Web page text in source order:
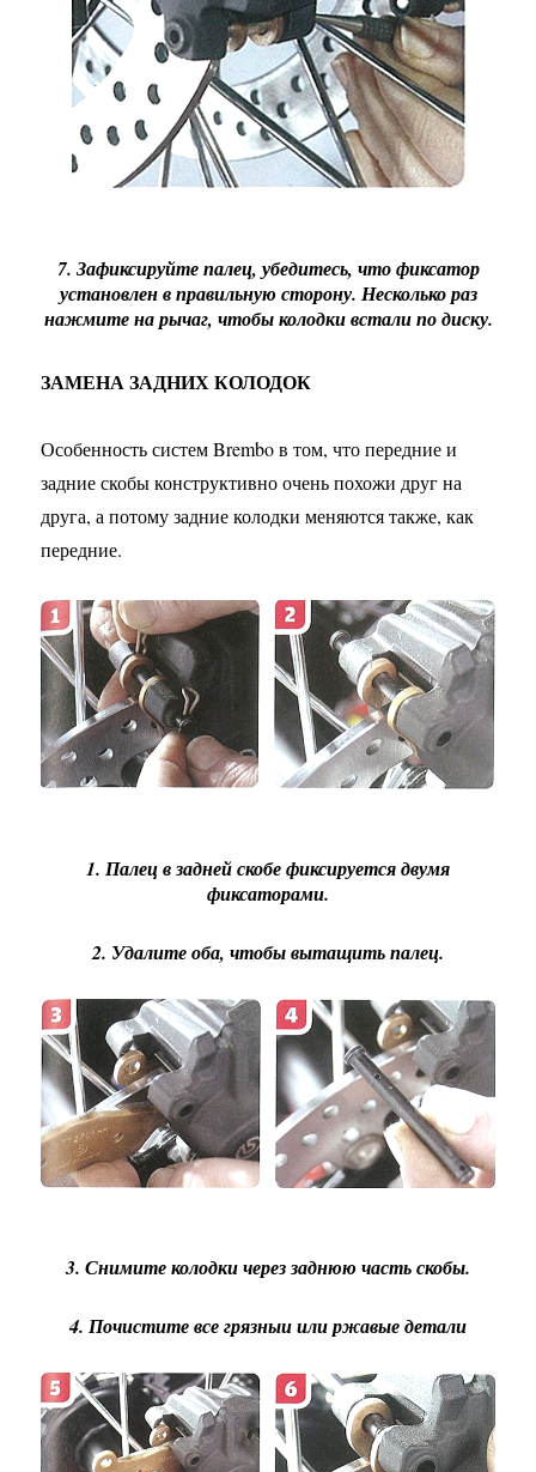
7. Зафиксируйте палец, убедитесь, что фиксатор
установлен в правильную сторону. Несколько раз
нажмите на рычаг, чтобы колодки встали по диску.
ЗАМЕНА ЗАДНИХ КОЛОДОК
Особенность систем Brembo в том, что передние и
задние скобы конструктивно очень похожи друг на
друга, а потому задние колодки меняются также, как
передние.
1. Палец в задней скобе фиксируется двумя
фиксаторами.
2. Удалите оба, чтобы вытащить палец.
3. Снимите колодки через заднюю часть скобы.
4. Почистите все грязныи или ржавые детали